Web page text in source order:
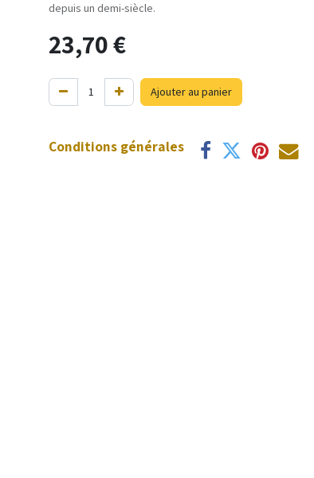
depuis un demi-siècle.
23,70€
Ajouter au panier
Conditions générales